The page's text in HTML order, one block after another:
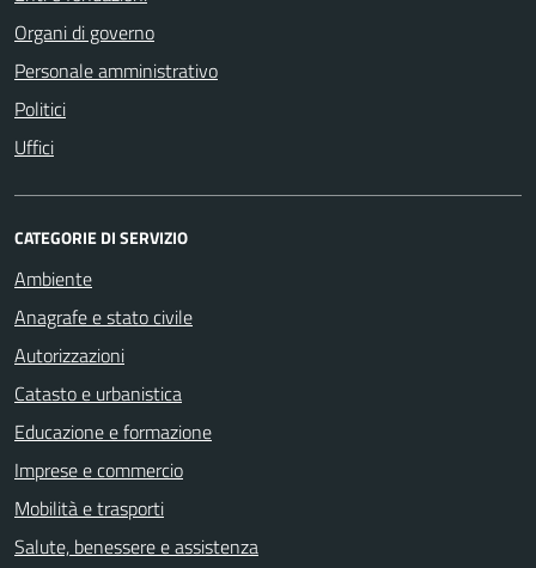
Organi di governo
Personale amministrativo
Politici
Uffici
CATEGORIE DI SERVIZIO
Ambiente
Anagrafe e stato civile
Autorizzazioni
Catasto e urbanistica
Educazione e formazione
Imprese e commercio
Mobilità e trasporti
Salute, benessere e assistenza